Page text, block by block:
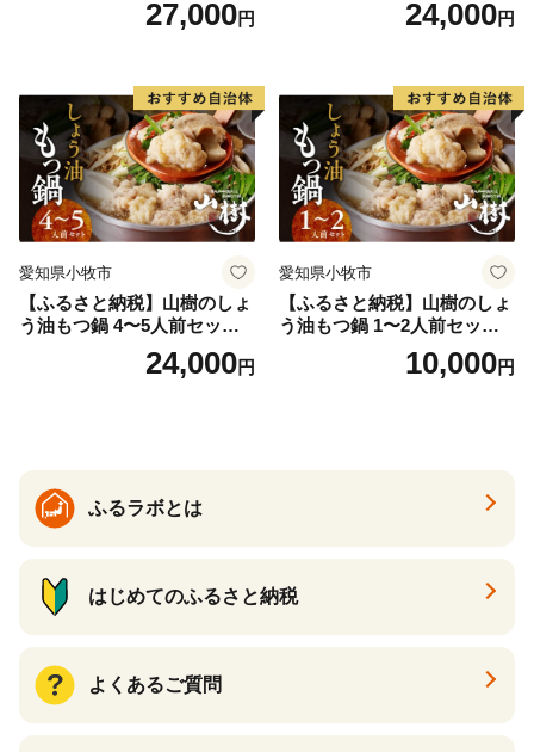
ツ オンライン飲み会 ホーム
間
27,000円
モツ オンライン飲み会 ホー
時間
24,000円
愛知県小牧市
【ふるさと納税】山樹のしょ
う油もつ鍋 4〜5人前セット
山樹 国産 牛もつ ホルモン モ
ツ オンライン飲み会 ホーム
24,000円
愛知県小牧市
【ふるさと納税】山樹のしょ
う油もつ鍋 1〜2人前セット
山樹 国産 牛もつ ホルモン モ
ツ オンライン飲み会 ホーム
10,000円
ふるラボとは
はじめてのふるさと納税
よくあるご質問